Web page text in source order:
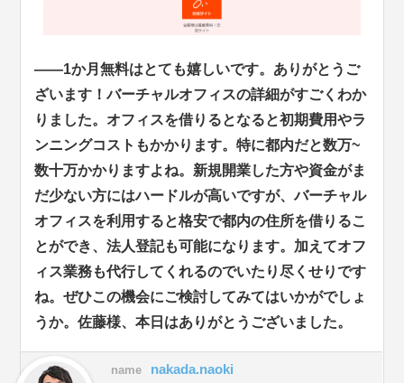
――1か月無料はとても嬉しいです。ありがとうご
ざいます！バーチャルオフィスの詳細がすごくわか
りました。オフィスを借りるとなると初期費用やラ
ンニングコストもかかります。特に都内だと数万~
数十万かかりますよね。新規開業した方や資金がま
だ少ない方にはハードルが高いですが、バーチャル
オフィスを利用すると格安で都内の住所を借りるこ
とができ、法人登記も可能になります。加えてオフ
ィス業務も代行してくれるのでいたり尽くせりです
ね。ぜひこの機会にご検討してみてはいかがでしょ
うか。佐藤様、本日はありがとうございました。
name nakada.naoki